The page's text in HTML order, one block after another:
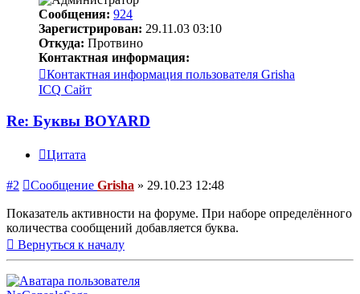
Сообщения: 924
Зарегистрирован: 29.11.03 03:10
Откуда: Протвино
Контактная информация:
Контактная информация пользователя Grisha
ICQ Сайт
Re: Буквы BOYARD
Цитата
#2 Сообщение Grisha » 29.10.23 12:48
Показатель активности на форуме. При наборе определённого
количества сообщений добавляется буква.
Вернуться к началу